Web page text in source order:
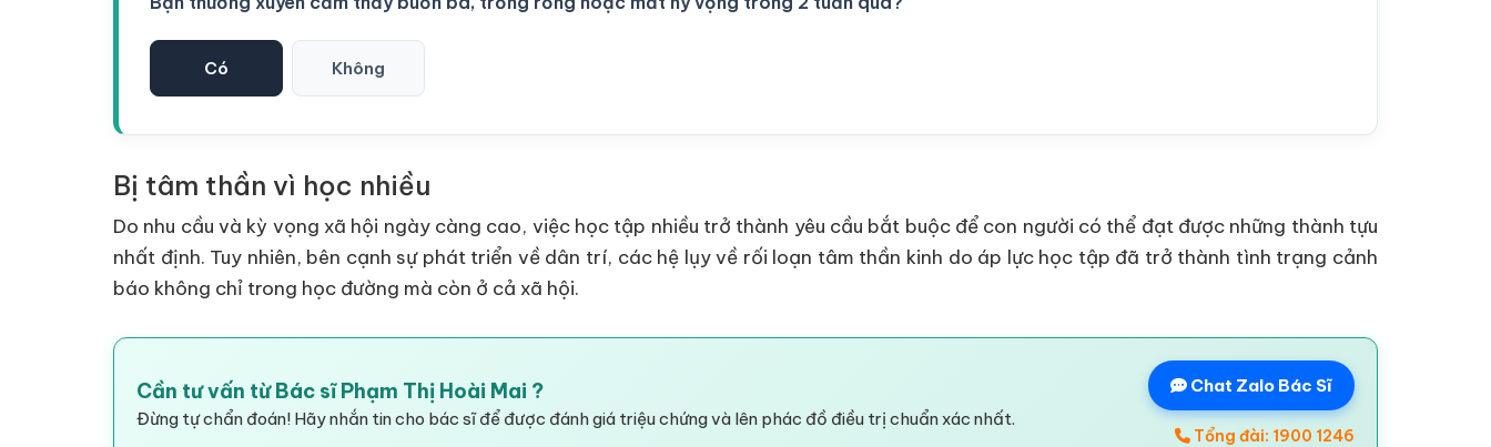
Có Không
Bị tâm thần vì học nhiều
Do nhu cầu và kỳ vọng xã hội ngày càng cao, việc học tập nhiều trở thành yêu cầu bắt buộc để con người có thể đạt được những thành tựu
nhất định. Tuy nhiên, bên cạnh sự phát triển về dân trí, các hệ lụy về rối loạn tâm thần kinh do áp lực học tập đã trở thành tình trạng cảnh
báo không chỉ trong học đường mà còn ở cả xã hội.
Cần tư vấn từ Bác sĩ Phạm Thị Hoài Mai ?
Đừng tự chẩn đoán! Hãy nhắn tin cho bác sĩ để được đánh giá triệu chứng và lên phác đồ điều trị chuẩn xác nhất.
Chat Zalo Bác Sĩ
Tổng đài: 1900 1246